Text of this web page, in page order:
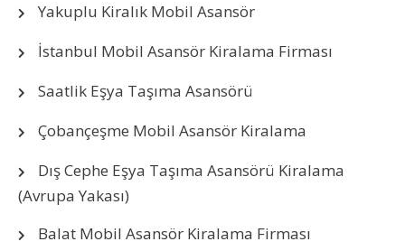
Yakuplu Kiralık Mobil Asansör
İstanbul Mobil Asansör Kiralama Firması
Saatlik Eşya Taşıma Asansörü
Çobançeşme Mobil Asansör Kiralama
Dış Cephe Eşya Taşıma Asansörü Kiralama
(Avrupa Yakası)
Balat Mobil Asansör Kiralama Firması